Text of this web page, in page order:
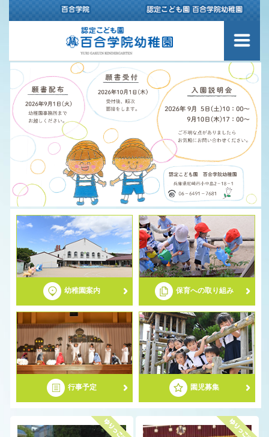
幼稚園案内 保育への取り組み
行事予定 園児募集
幼稚園について
園内のご案内
スクールバスのご案内
百合学院幼稚園の1日
認定こども園 百合学院幼稚園の
保育理念
募集要項
ゆりっこわくわく幼稚園
2歳児子育て応援事業（2歳児募集）